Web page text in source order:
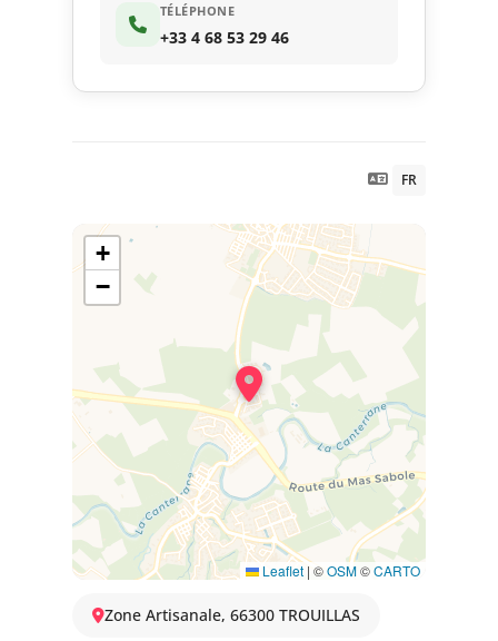
FR
+
−
Leaflet | ©OSM©CARTO
Zone Artisanale, 66300 TROUILLAS
TÉLÉPHONE
+33 4 68 53 29 46